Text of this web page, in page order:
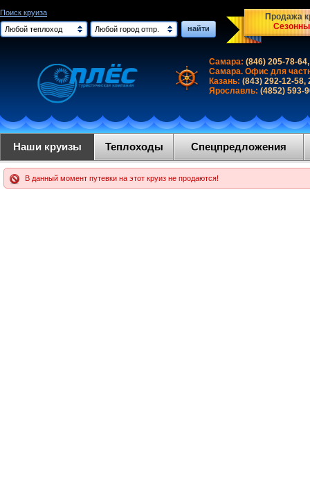
Поиск круиза
Любой теплоход
Любой город отпр. найти
Продажа
Самара: (846) 205-78-
Самара. Офис для
Казань: (843) 292-12-58,
Ярославль: (4852) 593-
Наши круизы Теплоходы Спецпредложения
В данный момент путевки на этот круиз не продаются!